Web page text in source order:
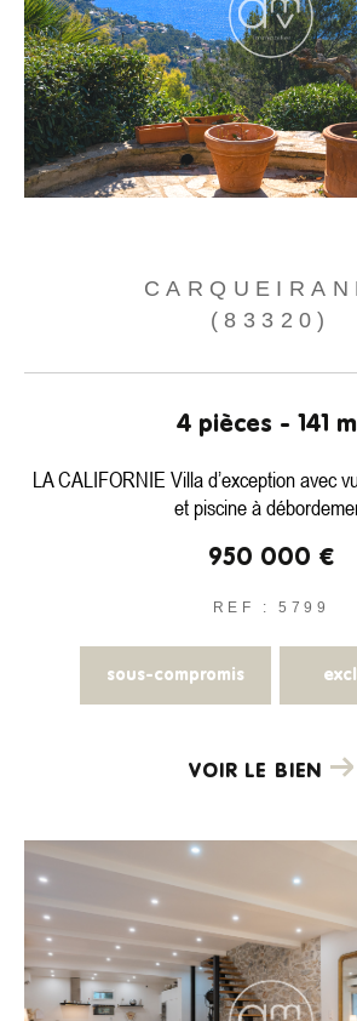
(83320)
4 pièces - 141
LA CALIFORNIE Villa d’exception avec
et piscine à
950 000 €
REF : 5799
sous-compromis
VOIR LE BIEN